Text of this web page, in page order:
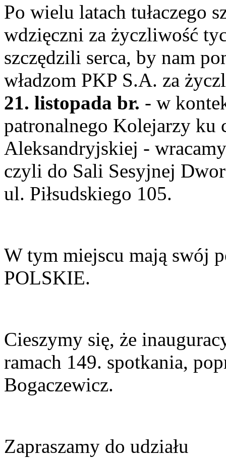
Po wielu latach tułaczego
wdzięczni za życzliwość
szczędzili serca, by nam
władzom PKP S.A. za
21. listopada br. - w
patronalnego Kolejarzy ku
Aleksandryjskiej -
czyli do Sali Sesyjnej
ul. Piłsudskiego 105.
W tym miejscu mają swój
POLSKIE.
Cieszymy się, że
ramach 149. spotkania,
Bogaczewicz.
Zapraszamy do udziału